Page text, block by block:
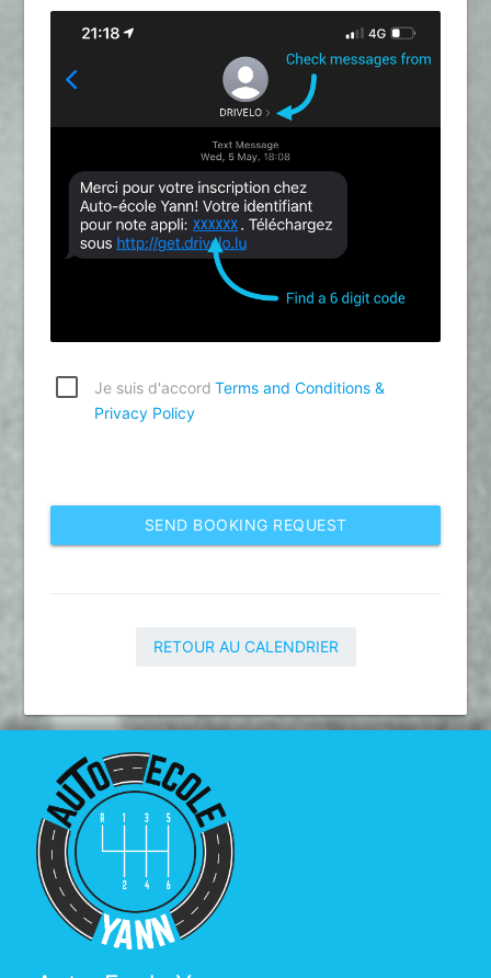
Je suis d'accord Terms and Conditions &
Privacy Policy
SEND BOOKING REQUEST
RETOUR AU CALENDRIER